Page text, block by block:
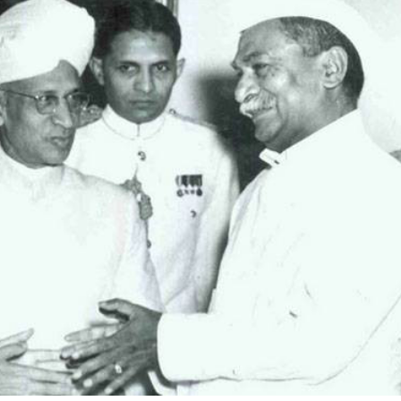
अर्थकारणावरील निबंध हे पुस्तक
येथे क्लिक करा.
चीन भेटीतील भाषणे - रवींद्रनाथ टागोर